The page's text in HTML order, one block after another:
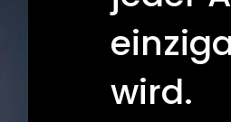
wird.